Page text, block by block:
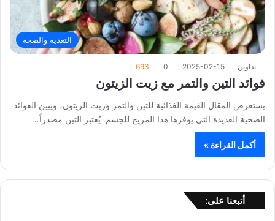
التغذية والصحة
تداوين 2025-02-15
0
693
فوائد التين والتمر مع زيت الزيتون
يستعرض المقال القيمة الغذائية للتين والتمر وزيت الزيتون، ويبين الفوائد
الصحية العديدة التي يوفرها هذا المزيج للجسم. يُعتبر التين مصدراً…
أكمل القراءة »
أتبعنا على: